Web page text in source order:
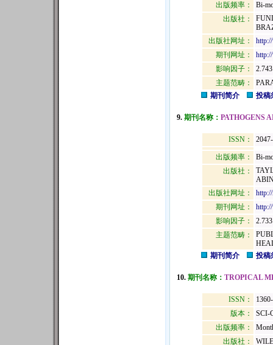
出版频率：
Bi-
出版社：
出版社网址：
期刊网址：
影响因子：
2.743
主题范畴：
期刊简介
投稿
9. 期刊名称： PATHOGENS
ISSN：
出版频率：
Bi-
出版社：
出版社网址：
期刊网址：
影响因子：
2.733
主题范畴：
期刊简介
投稿
10. 期刊名称： TROPICAL
ISSN：
版本：
SCI-
出版频率：
出版社：